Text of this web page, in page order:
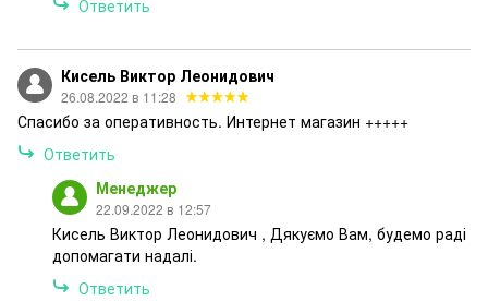
Ответить
Кисель Виктор Леонидович
26.08.2022 в 11:28
Спасибо за оперативность. Интернет магазин +++++
Ответить
Менеджер
22.09.2022 в 12:57
Кисель Виктор Леонидович , Дякуємо Вам, будемо раді
допомагати надалі.
Ответить